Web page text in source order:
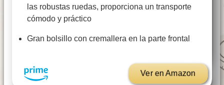
las robustas ruedas, proporciona un transporte
cómodo y práctico
Gran bolsillo con cremallera en la parte frontal
Ver en Amazon